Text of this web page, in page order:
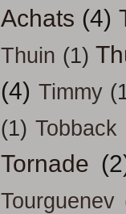
Achats (4)
Thuin (1)
(4) Timmy
(1) Tobback
Tornade
Tourguenev